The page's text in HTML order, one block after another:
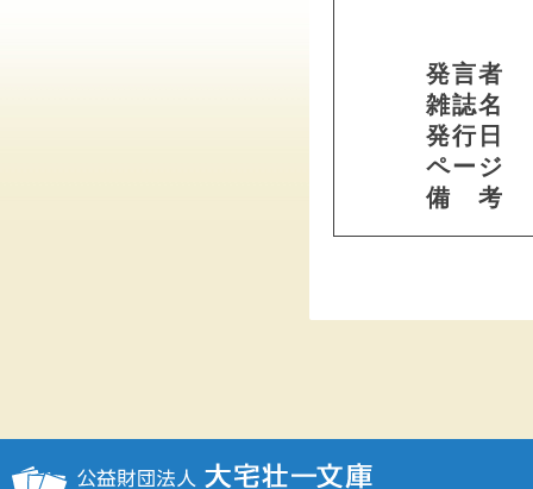
発言者
雑誌名
発行日
ページ
備 考